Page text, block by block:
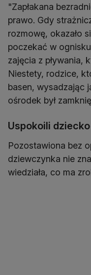
"Zapłakana
prawo. Gdy
rozmowę, okazało
poczekać w
zajęcia z pływania,
Niestety, rodzice,
basen, wysadzając
ośrodek był
Uspokoili dziecko
Pozostawiona bez
dziewczynka nie
wiedziała, co ma